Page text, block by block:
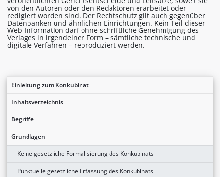
Einleitung zum Konkubinat
Inhaltsverzeichnis
Begriffe
Grundlagen
Keine gesetzliche Formalisierung des Konkubinats
Punktuelle gesetzliche Erfassung des Konkubinats
von den Autoren oder den Redaktoren erarbeitet oder
redigiert worden sind. Der Rechtschutz gilt auch gegenüber
Datenbanken und ähnlichen Einrichtungen. Kein Teil dieser
Web-Information darf ohne schriftliche Genehmigung des
Verlages in irgendeiner Form – sämtliche technische und
digitale Verfahren – reproduziert werden.